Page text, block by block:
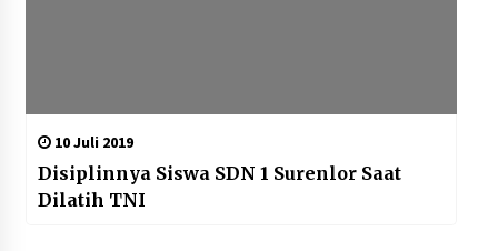
10 Juli 2019
Disiplinnya Siswa SDN 1 Surenlor Saat
Dilatih TNI